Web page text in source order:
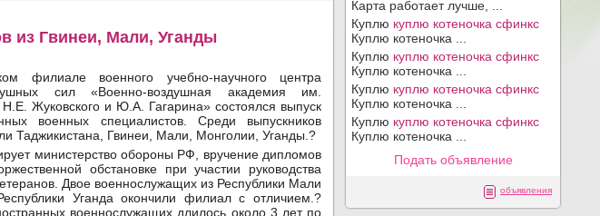
из Гвинеи, Мали, Уганды
филиале военного учебно-научного центра
сил «Военно-воздушная академия им.
Жуковского и Ю.А. Гагарина» состоялся выпуск
военных специалистов. Среди выпускников
Таджикистана, Гвинеи, Мали, Монголии, Уганды.?
министерство обороны РФ, вручение дипломов
обстановке при участии руководства
Двое военнослужащих из Республики Мали
Уганда окончили филиал с отличием.?
военнослужащих длилось около 3 лет по
Карта работает лучше, ...
Куплю куплю котеночка сфинкс
Куплю котеночка ...
Куплю куплю котеночка сфинкс
Куплю котеночка ...
Куплю куплю котеночка сфинкс
Куплю котеночка ...
Куплю куплю котеночка сфинкс
Куплю котеночка ...
Подать объявление
объявления